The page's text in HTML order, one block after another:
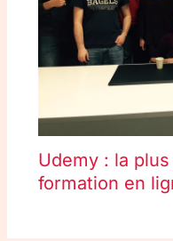
Udemy : la
formation en